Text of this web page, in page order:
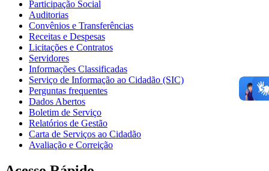
Participação Social
Auditorias
Convênios e Transferências
Receitas e Despesas
Licitações e Contratos
Servidores
Informações Classificadas
Serviço de Informação ao Cidadão (SIC)
Perguntas frequentes
Dados Abertos
Boletim de Serviço
Relatórios de Gestão
Carta de Serviços ao Cidadão
Avaliação e Correição